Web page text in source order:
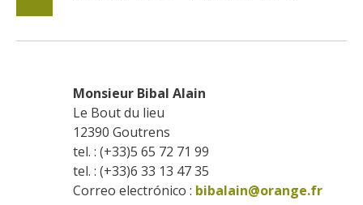
Monsieur Bibal Alain
Le Bout du lieu
12390 Goutrens
tel. : (+33)5 65 72 71 99
tel. : (+33)6 33 13 47 35
Correo electrónico : bibalain@orange.fr